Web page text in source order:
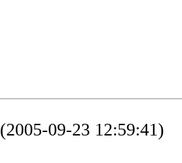
(2005-09-23 12:59:41)